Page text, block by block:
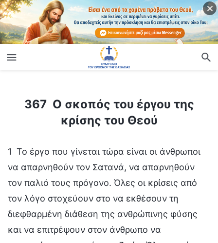
367 Ο σκοπός του έργου της κρίσης του Θεού
367 Ο σκοπός του έργου της
κρίσης του Θεού
1 Το έργο που γίνεται τώρα είναι οι άνθρωποι
να απαρνηθούν τον Σατανά, να απαρνηθούν
τον παλιό τους πρόγονο. Όλες οι κρίσεις από
τον λόγο στοχεύουν στο να εκθέσουν τη
διεφθαρμένη διάθεση της ανθρώπινης φύσης
και να επιτρέψουν στον άνθρωπο να